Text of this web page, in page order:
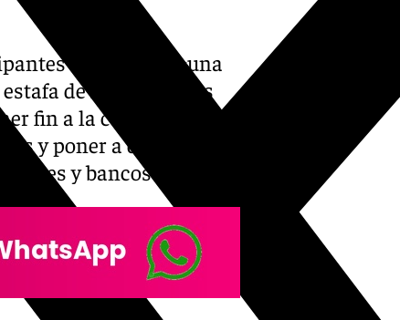
han pedido «una
estafa de los alquileres
fin a la compra con
y poner a disposición
y bancos».